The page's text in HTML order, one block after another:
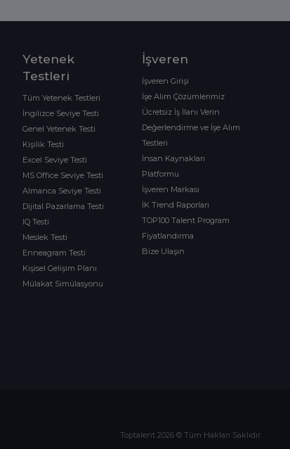
Yetenek
Testleri
Tüm Yetenek Testleri
İngilizce Seviye Testi
Genel Yetenek Testi
Kişilik Testi
Excel Seviye Testi
MS Office Seviye Testi
Almanca Seviye Testi
Dijital Pazarlama Testi
IQ Testi
Meslek Testi
Enneagram Testi
Kişisel Gelişim Planı
Mülakat Simülasyonu
İşveren
İşveren Girişi
İşe Alım Çözümlerimiz
Ücretsiz İş İlanı Verin
Değerlendirme ve İşe Alım
Testleri
İnsan Kaynakları
Platformu
İşveren Markası
İK Trend Raporları
TOP100 Talent Program
Fiyatlandırma
Bize Ulaşın
Toptalent 2026 © Tüm Hakları Saklıdır.